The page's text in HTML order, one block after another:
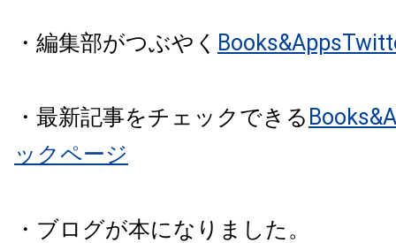
・編集部がつぶやく
・最新記事をチェックできる
ックページ
・ブログが本になりました。